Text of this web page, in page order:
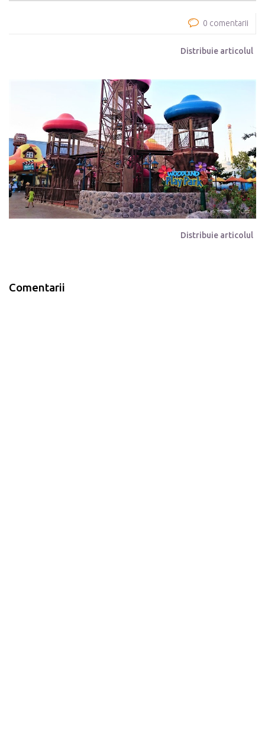
0 comentarii
Distribuie articolul
Distribuie articolul
Comentarii